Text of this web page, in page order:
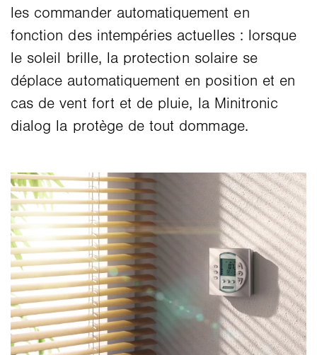
les commander automatiquement en
fonction des intempéries actuelles : lorsque
le soleil brille, la protection solaire se
déplace automatiquement en position et en
cas de vent fort et de pluie, la Minitronic
dialog la protège de tout dommage.